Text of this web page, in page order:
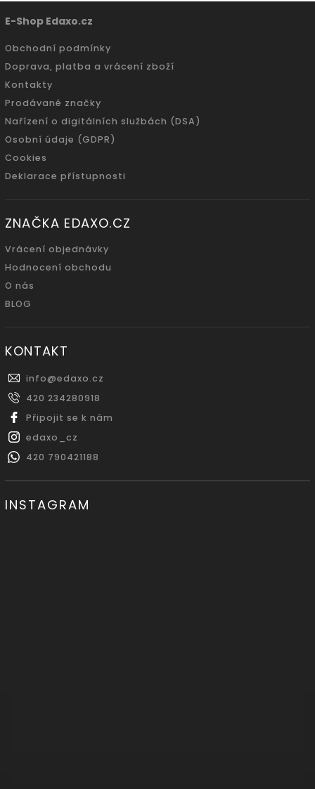
E-Shop Edaxo.cz
Obchodní podmínky
Doprava, platba a vrácení zboží
Kontakty
Prodávané značky
Nařízení o digitálních službách (DSA)
Osobní údaje (GDPR)
Cookies
Deklarace přístupnosti
ZNAČKA EDAXO.CZ
Vrácení objednávky
Hodnocení obchodu
O nás
BLOG
KONTAKT
info@edaxo.cz
420 234280918
Připojit se k nám
edaxo_cz
420 790421188
INSTAGRAM